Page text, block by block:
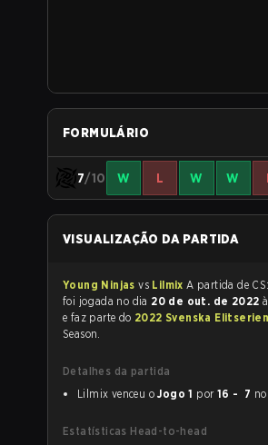
FORMULÁRIO
7/10 W L W W
VISUALIZAÇÃO DA PARTIDA
Young Ninjasvs Lilmix
foi jogada no dia 20 de out. de 2022
e faz parte do 2022 Svenska
Season.
Detalhes da partida
Lilmix venceu oJogo 1 por 16 - 7
Estatísticas Head-to-head